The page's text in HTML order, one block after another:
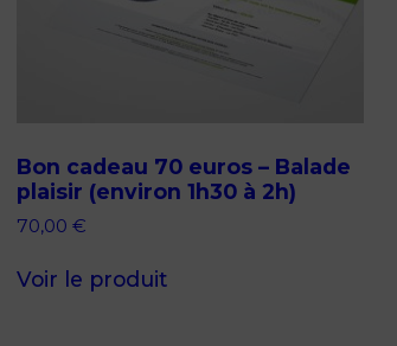
Bon cadeau 70 euros – Balade
plaisir (environ 1h30 à 2h)
70,00 €
Voir le produit